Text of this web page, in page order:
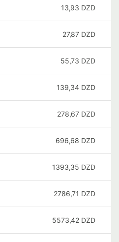
13,93 DZD
27,87 DZD
55,73 DZD
139,34 DZD
278,67 DZD
696,68 DZD
1393,35 DZD
2786,71 DZD
5573,42 DZD